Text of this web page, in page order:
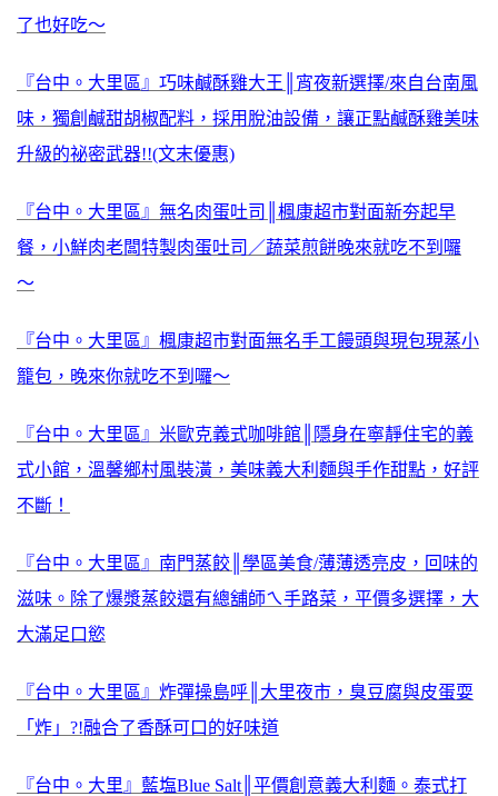
了也好吃～
『台中。大里區』巧味鹹酥雞大王║宵夜新選擇/來自台南風
味，獨創鹹甜胡椒配料，採用脫油設備，讓正點鹹酥雞美味
升級的祕密武器!!(文末優惠)
『台中。大里區』無名肉蛋吐司║楓康超市對面新夯起早
餐，小鮮肉老闆特製肉蛋吐司／蔬菜煎餅晚來就吃不到囉
～
『台中。大里區』楓康超市對面無名手工饅頭與現包現蒸小
籠包，晚來你就吃不到囉～
『台中。大里區』米歐克義式咖啡館║隱身在寧靜住宅的義
式小館，溫馨鄉村風裝潢，美味義大利麵與手作甜點，好評
不斷！
『台中。大里區』南門蒸餃║學區美食/薄薄透亮皮，回味的
滋味。除了爆漿蒸餃還有總舖師ㄟ手路菜，平價多選擇，大
大滿足口慾
『台中。大里區』炸彈操島呼║大里夜市，臭豆腐與皮蛋耍
「炸」?!融合了香酥可口的好味道
『台中。大里』藍塩Blue Salt║平價創意義大利麵。泰式打